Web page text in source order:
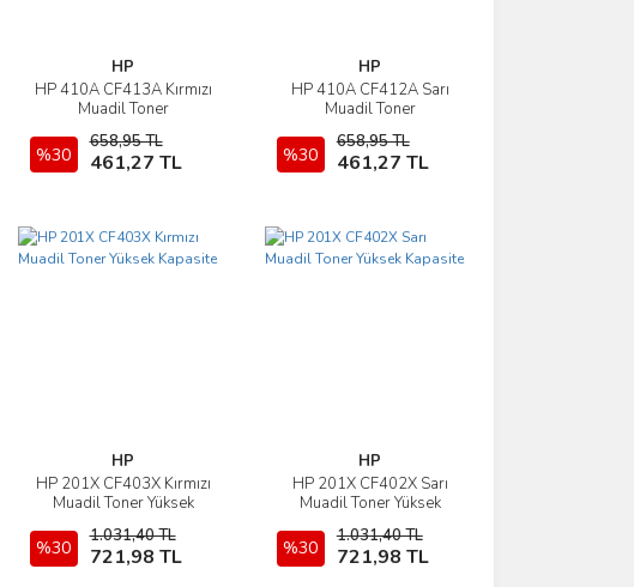
HP
HP 410A CF413A Kırmızı
Muadil Toner
%30
658,95 TL
461,27 TL
İncele
Sepete Ekle
HP
HP 410A CF412A Sarı
Muadil Toner
%30
658,95 TL
461,27 TL
İncele
Sepete Ekle
HP
HP 201X CF403X Kırmızı
Muadil Toner Yüksek
%30
1.031,40 TL
721,98 TL
İncele
Sepete Ekle
HP
HP 201X CF402X Sarı
Muadil Toner Yüksek
%30
1.031,40 TL
721,98 TL
İncele
Sepete Ekle